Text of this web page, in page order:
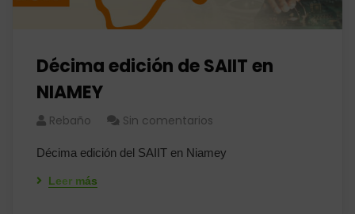
Décima edición de SAIIT en
NIAMEY
Rebaño Sin comentarios
Décima edición del SAIIT en Niamey
Leer más